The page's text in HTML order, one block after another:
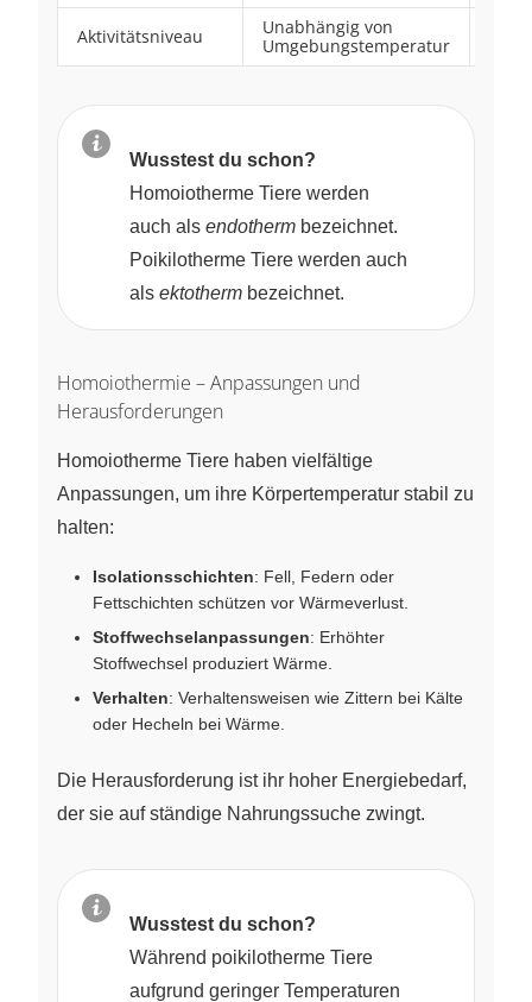
Aktivitätsniveau
Unabhängig von
Umgebungstemperatur
Wusstest du schon?
Homoiotherme Tiere werden
auch als endotherm bezeichnet.
Poikilotherme Tiere werden auch
als ektotherm bezeichnet.
Homoiothermie – Anpassungen und
Herausforderungen
Homoiotherme Tiere haben vielfältige
Anpassungen, um ihre Körpertemperatur stabil zu
halten:
Isolationsschichten: Fell, Federn oder
Fettschichten schützen vor Wärmeverlust.
Stoffwechselanpassungen: Erhöhter
Stoffwechsel produziert Wärme.
Verhalten: Verhaltensweisen wie Zittern bei Kälte
oder Hecheln bei Wärme.
Die Herausforderung ist ihr hoher Energiebedarf,
der sie auf ständige Nahrungssuche zwingt.
Wusstest du schon?
Während poikilotherme Tiere
aufgrund geringer Temperaturen